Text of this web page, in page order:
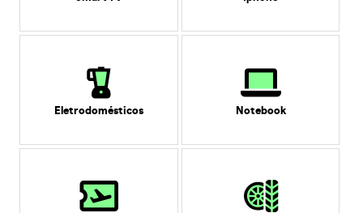
Eletrodomésticos Notebook